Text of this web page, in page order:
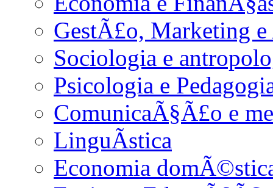
GestÃ£o, Marketing
Sociologia e
Psicologia e
ComunicaÃ§Ã£o e
LinguÃ­stica
Economia